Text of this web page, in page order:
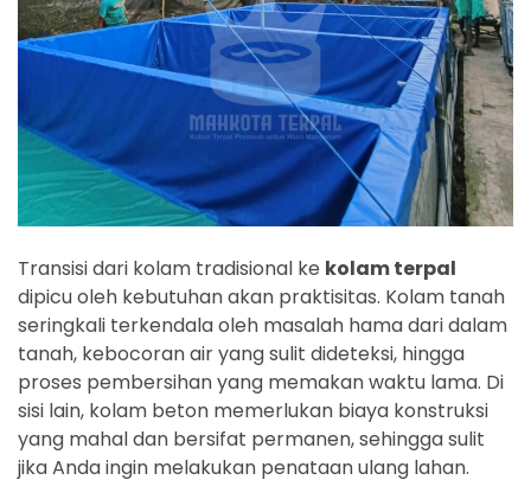
Transisi dari kolam tradisional ke kolam terpal
dipicu oleh kebutuhan akan praktisitas. Kolam tanah
seringkali terkendala oleh masalah hama dari dalam
tanah, kebocoran air yang sulit dideteksi, hingga
proses pembersihan yang memakan waktu lama. Di
sisi lain, kolam beton memerlukan biaya konstruksi
yang mahal dan bersifat permanen, sehingga sulit
jika Anda ingin melakukan penataan ulang lahan.